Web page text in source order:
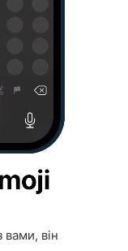
вами, він